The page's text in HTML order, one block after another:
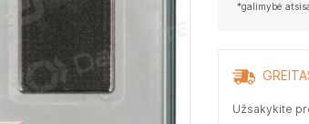
*galimybė
Užsakykite